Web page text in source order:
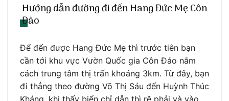
Hướng dẫn đường đi đến Hang Đức Mẹ Côn
Đảo
Để đến được Hang Đức Mẹ thì trước tiên bạn
cần tới khu vực Vườn Quốc gia Côn Đảo nằm
cách trung tâm thị trấn khoảng 3km. Từ đây, bạn
đi thẳng theo đường Võ Thị Sáu đến Huỳnh Thúc
Kháng, khi thấy biển chỉ dẫn thì rẽ phải và vào